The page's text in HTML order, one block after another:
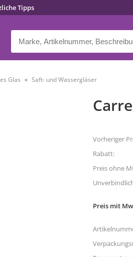
Tipps
Glas Saft- und Wassergläser
Vorheriger
Rabatt:
Preis ohne
Preis mit